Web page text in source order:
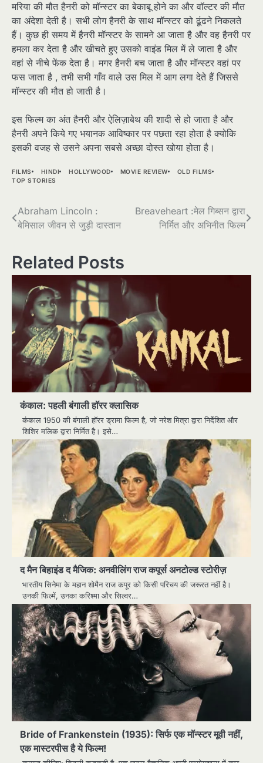
मरिया की मौत हैनरी को मॉन्स्टर का बेकाबू होने का और वॉल्टर की मौत
का अंदेशा देती है। सभी लोग हैनरी के साथ मॉन्स्टर को ढूंढने निकलते
हैं। कुछ ही समय में हैनरी मॉन्स्टर के सामने आ जाता है और वह हैनरी पर
हमला कर देता है और खीचते हुए उसको वाइंड मिल में ले जाता है और
वहां से नीचे फेंक देता है। मगर हैनरी बच जाता है और मॉन्स्टर वहां पर
फस जाता है , तभी सभी गाँव वाले उस मिल में आग लगा देते हैं जिससे
मॉन्स्टर की मौत हो जाती है।
इस फिल्म का अंत हैनरी और ऐलिज़ाबेथ की शादी से हो जाता है और
हैनरी अपने किये गए भयानक आविष्कार पर पछता रहा होता है क्योकि
इसकी वजह से उसने अपना सबसे अच्छा दोस्त खोया होता है।
FILMS HINDI HOLLYWOOD MOVIE REVIEW
OLD FILMS
TOP STORIES
Post
navigation
Abraham Lincoln :
बेमिसाल जीवन से जुड़ी दास्तान
Breaveheart :मेल गिब्सन द्वारा
निर्मित और अभिनीत फिल्म
Related Posts
कंकाल: पहली बंगाली हॉरर क्लासिक
कंकाल 1950 की बंगाली हॉरर ड्रामा फिल्म है, जो नरेश मित्रा द्वारा निर्देशित और
शिशिर मलिक द्वारा निर्मित है। इसे…
द मैन बिहाइंड द मैजिक: अनवीलिंग राज कपूर्स अनटोल्ड स्टोरीज़
भारतीय सिनेमा के महान शोमैन राज कपूर को किसी परिचय की जरूरत नहीं है।
उनकी फिल्में, उनका करिश्मा और सिल्वर…
Bride of Frankenstein (1935): सिर्फ एक मॉन्स्टर मूवी नहीं,
एक मास्टरपीस है ये फिल्म!